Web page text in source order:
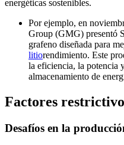
energéticas sostenibles.
Por ejemplo, en
Group (GMG) presentó
grafeno diseñada para
litiorendimiento. Este
la eficiencia, la potencia
almacenamiento de
Factores
Desafíos en la